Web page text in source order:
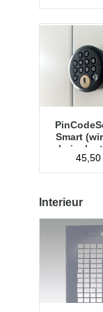
Smart
45,50
Interieur